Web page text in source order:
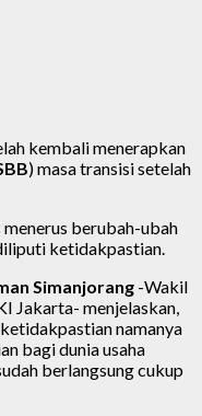
kembali menerapkan
) masa transisi setelah
berubah-ubah
ketidakpastian.
Simanjorang -Wakil
Jakarta- menjelaskan,
namanya
bagi dunia usaha
berlangsung cukup